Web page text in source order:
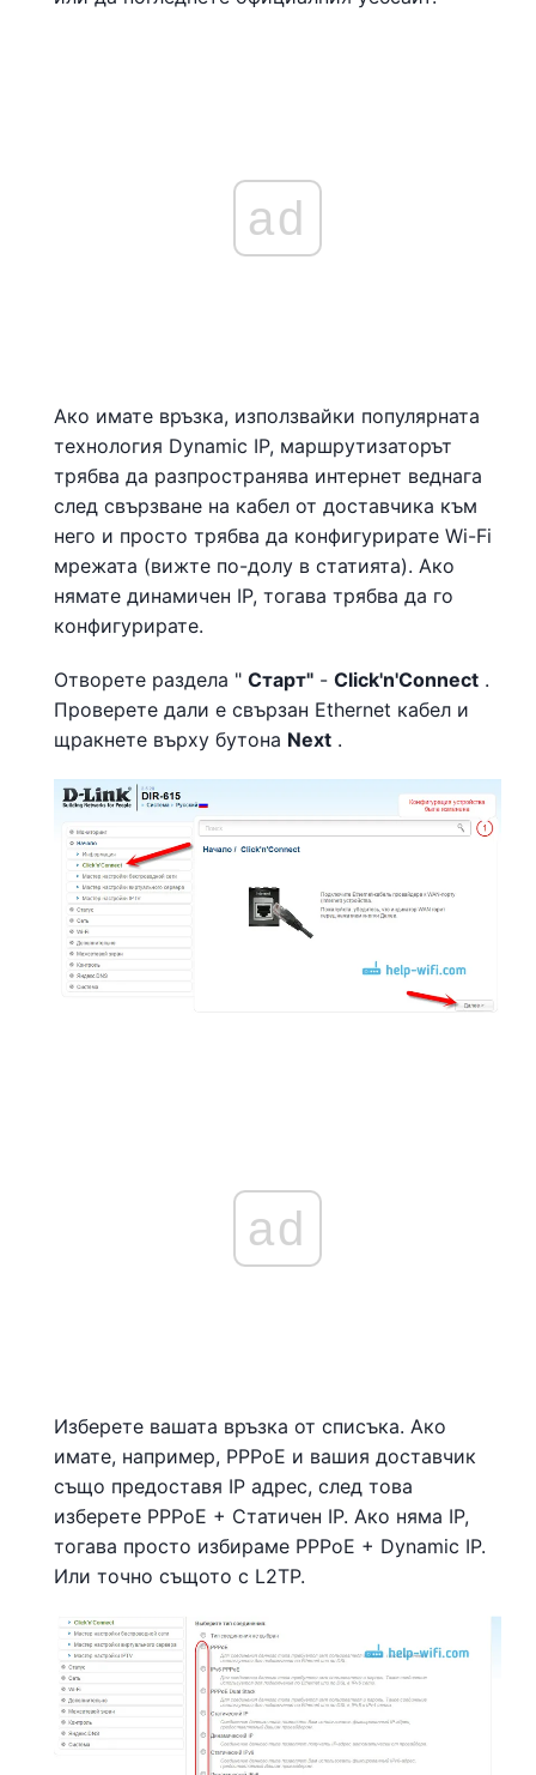
ad
Ако имате връзка, използвайки популярната
технология Dynamic IP, маршрутизаторът
трябва да разпространява интернет веднага
след свързване на кабел от доставчика към
него и просто трябва да конфигурирате Wi-Fi
мрежата (вижте по-долу в статията). Ако
нямате динамичен IP, тогава трябва да го
конфигурирате.
Отворете раздела " Старт" - Click'n'Connect .
Проверете дали е свързан Ethernet кабел и
щракнете върху бутона Next .
ad
Изберете вашата връзка от списъка. Ако
имате, например, PPPoE и вашия доставчик
също предоставя IP адрес, след това
изберете PPPoE + Статичен IP. Ако няма IP,
тогава просто избираме PPPoE + Dynamic IP.
Или точно същото с L2TP.